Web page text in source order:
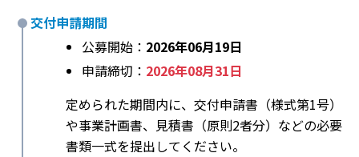
交付申請期間
公募開始： 2026年06月19日
申請締切： 2026年08月31日
定められた期間内に、交付申請書（様式第1号）
や事業計画書、見積書（原則2者分）などの必要
書類一式を提出してください。